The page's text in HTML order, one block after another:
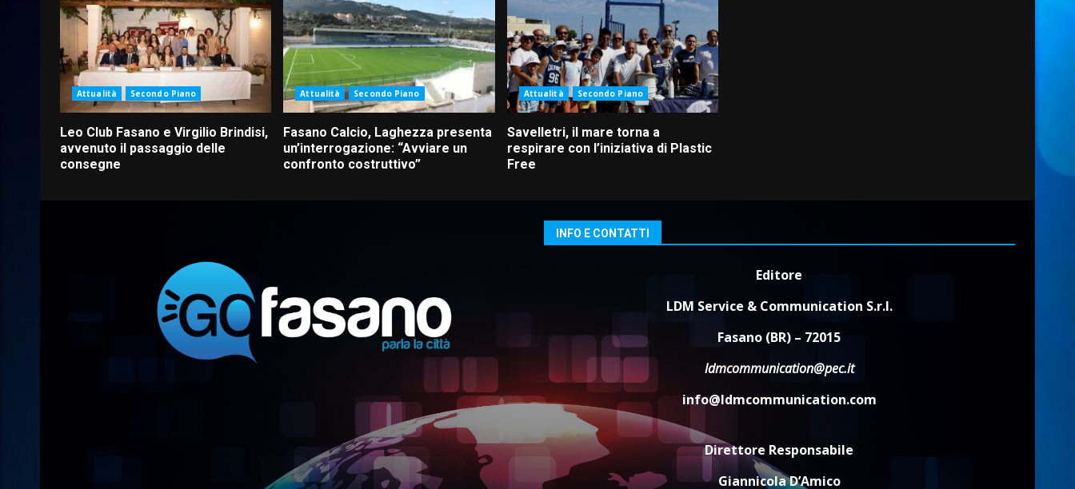
Attualità Secondo Piano
Leo Club Fasano e Virgilio Brindisi,
avvenuto il passaggio delle
consegne
Attualità Secondo Piano
Fasano Calcio, Laghezza presenta
un’interrogazione: “Avviare un
confronto costruttivo”
Attualità Secondo Piano
Savelletri, il mare torna a
respirare con l’iniziativa di Plastic
Free
INFO E CONTATTI
Editore
LDM Service & Communication S.r.l.
Fasano (BR) – 72015
ldmcommunication@pec.it
info@ldmcommunication.com
Direttore Responsabile
Giannicola D’Amico